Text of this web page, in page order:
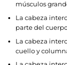
músculos
La cabeza
parte del
La cabeza
cuello y